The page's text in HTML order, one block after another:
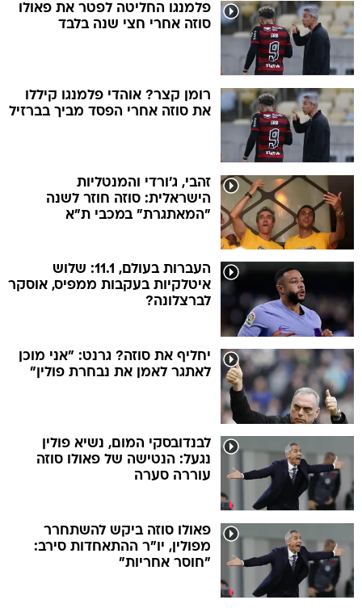
פלמנגו החליטה לפטר את פאולו
סוזה אחרי חצי שנה בלבד
רומן קצר? אוהדי פלמנגו קיללו
את סוזה אחרי הפסד מביך בברזיל
זהבי, ג'ורדי והמנטליות
הישראלית: סוזה חוזר לשנה
"המאתגרת" במכבי ת"א
העברות בעולם, 11.1: שלוש
איטלקיות בעקבות ממפיס, אוסקר
לברצלונה?
יחליף את סוזה? גרנט: "אני מוכן
לאתגר לאמן את נבחרת פולין"
לבנדובסקי המום, נשיא פולין
נגעל: הנטישה של פאולו סוזה
עוררה סערה
פאולו סוזה ביקש להשתחרר
מפולין, יו"ר ההתאחדות סירב:
"חוסר אחריות"